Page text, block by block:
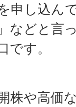
申し込ん
などと言
です。
株や高価